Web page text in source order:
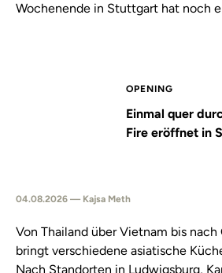
Wochenende in Stuttgart hat noch
OPENING
Einmal quer
Fire eröffnet in
04.08.2026 — Kajsa Meth
Von Thailand über Vietnam bis nach
bringt verschiedene asiatische
Nach Standorten in Ludwigsburg,